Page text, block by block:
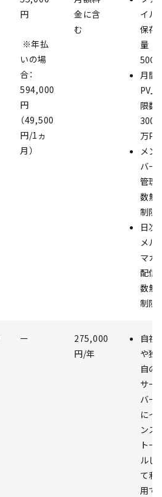
円
※年払
いの場
合：
594,000
円
（49,500
円/1ヵ
月）
金に含
む
イル
保存
量
50GB
月間
PV上
限数
300
万PV
メン
バー
管理
数無
制限
日次
メル
マガ
配信
数無
制限
ー
275,000
円/年
自社
や独
自の
サー
バー
にイ
ンス
トー
ルし
て利
用で